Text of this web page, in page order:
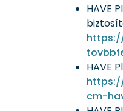
HAVE
HAVE
cm-